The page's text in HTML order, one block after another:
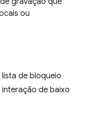
ou
de bloqueio
de baixo